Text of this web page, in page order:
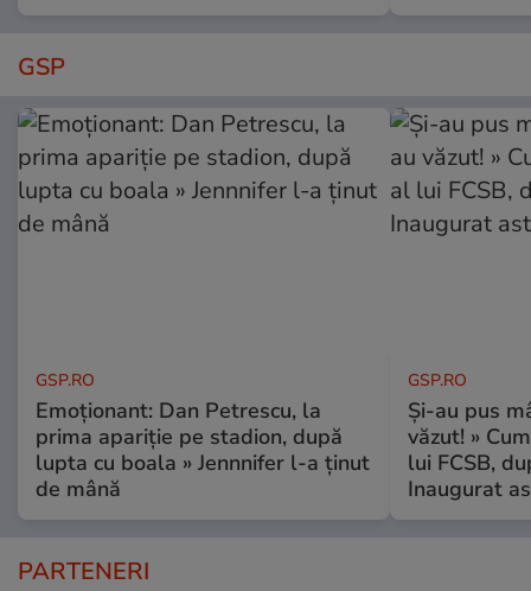
GSP
GSP.RO
Emoționant: Dan Petrescu, la
prima apariție pe stadion, după
lupta cu boala » Jennnifer l-a ținut
de mână
GSP.RO
Și-au pus
văzut! »
lui FCSB,
Inaugurat
PARTENERI